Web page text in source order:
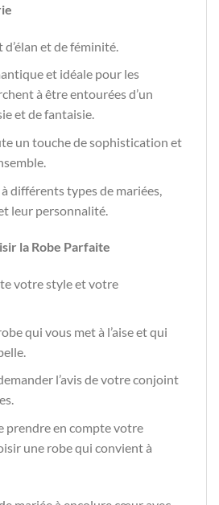
et de féminité.
et idéale pour les
à être entourées d’un
et de fantaisie.
un touche de sophistication et
différents types de mariées,
leur personnalité.
la Robe Parfaite
votre style et votre
qui vous met à l’aise et qui
l’avis de votre conjoint
prendre en compte votre
une robe qui convient à